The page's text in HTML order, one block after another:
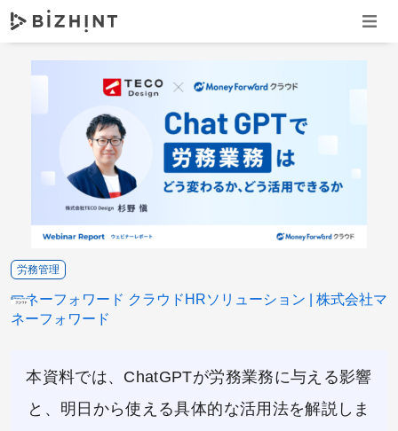
ナビ
本資料では、ChatGPTが労務業務に与える影響
と、明日から使える具体的な活用法を解説しま
労務管理
マネーフォワード クラウドHRソリューション
株式会社マ
ネーフォワード